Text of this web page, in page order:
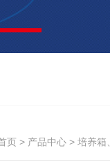
页 > 产品中心 > 培养箱